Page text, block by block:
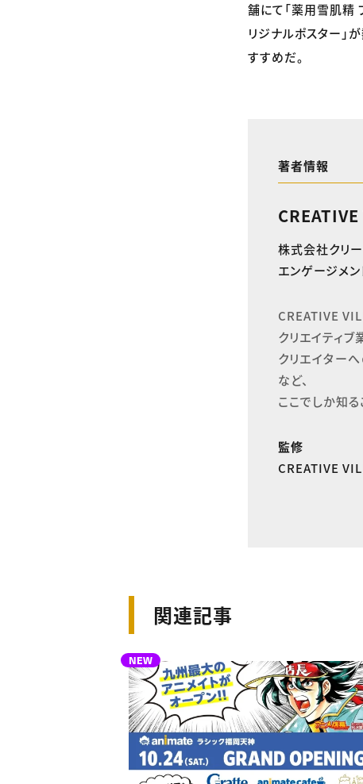
舗にて「薬用雪肌精
リジナルポスター」
すすめだ。
著者情報
株式会社クリー
エンゲージメン
CREATIVE
クリエイティブ
クリエイター
など、
ここでしか知
監修
CREATIVE
関連記事
NEW